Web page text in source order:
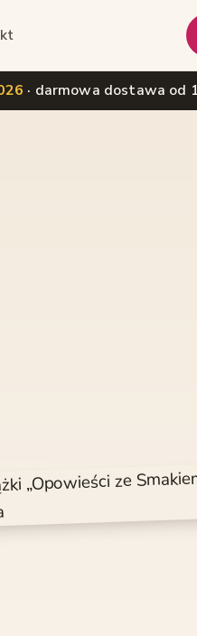
· darmowa dostawa od